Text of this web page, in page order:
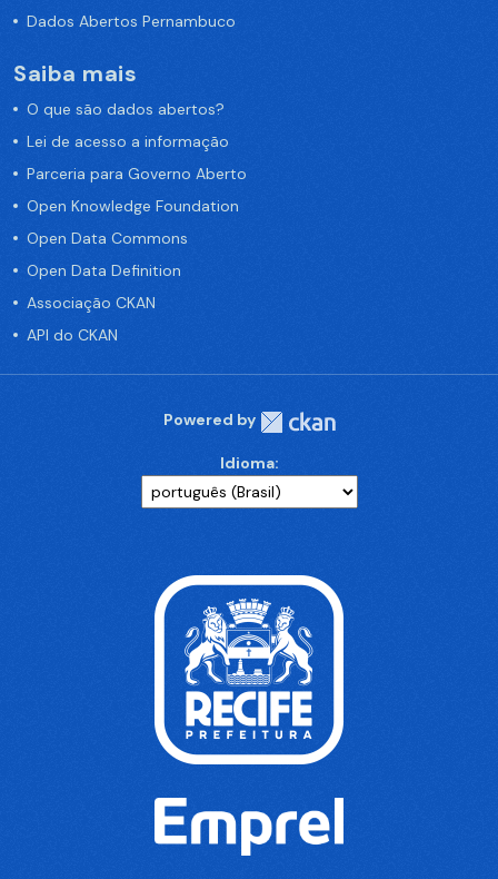
Dados Abertos Pernambuco
Saiba mais
O que são dados abertos?
Lei de acesso a informação
Parceria para Governo Aberto
Open Knowledge Foundation
Open Data Commons
Open Data Definition
Associação CKAN
API do CKAN
Powered by
Idioma